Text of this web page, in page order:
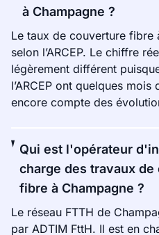
à Champagne ?
Le taux de couverture fibre
selon l’ARCEP. Le chiffre
légèrement différent
l’ARCEP ont quelques
encore compte des
Qui est l'opérateur
charge des travaux
fibre à Champagne ?
Le réseau FTTH de
par ADTIM FttH. Il est en